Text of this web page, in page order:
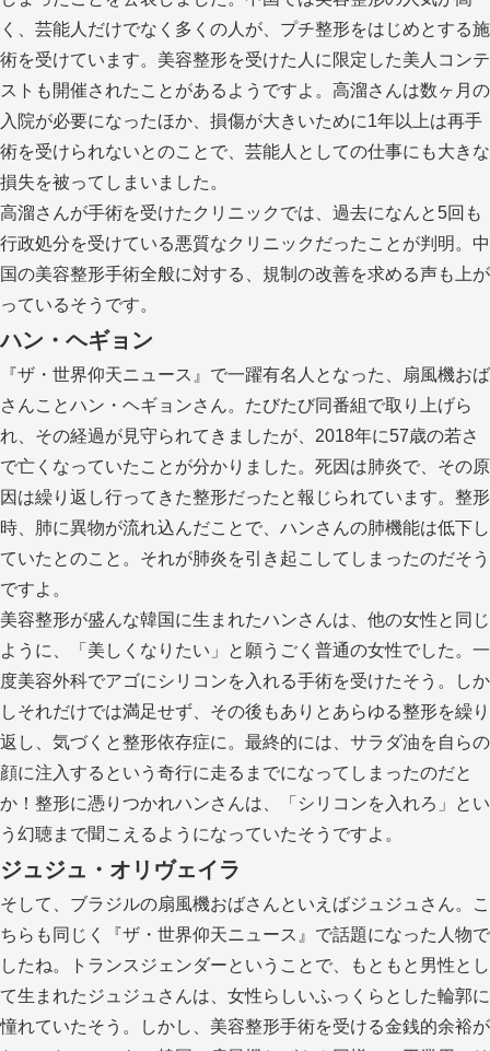
く、芸能人だけでなく多くの人が、プチ整形をはじめとする施
術を受けています。美容整形を受けた人に限定した美人コンテ
ストも開催されたことがあるようですよ。高溜さんは数ヶ月の
入院が必要になったほか、損傷が大きいために1年以上は再手
術を受けられないとのことで、芸能人としての仕事にも大きな
損失を被ってしまいました。
高溜さんが手術を受けたクリニックでは、過去になんと5回も
行政処分を受けている悪質なクリニックだったことが判明。中
国の美容整形手術全般に対する、規制の改善を求める声も上が
っているそうです。
ハン・ヘギョン
『ザ・世界仰天ニュース』で一躍有名人となった、扇風機おば
さんことハン・ヘギョンさん。たびたび同番組で取り上げら
れ、その経過が見守られてきましたが、2018年に57歳の若さ
で亡くなっていたことが分かりました。死因は肺炎で、その原
因は繰り返し行ってきた整形だったと報じられています。整形
時、肺に異物が流れ込んだことで、ハンさんの肺機能は低下し
ていたとのこと。それが肺炎を引き起こしてしまったのだそう
ですよ。
美容整形が盛んな韓国に生まれたハンさんは、他の女性と同じ
ように、「美しくなりたい」と願うごく普通の女性でした。一
度美容外科でアゴにシリコンを入れる手術を受けたそう。しか
しそれだけでは満足せず、その後もありとあらゆる整形を繰り
返し、気づくと整形依存症に。最終的には、サラダ油を自らの
顔に注入するという奇行に走るまでになってしまったのだと
か！整形に憑りつかれハンさんは、「シリコンを入れろ」とい
う幻聴まで聞こえるようになっていたそうですよ。
ジュジュ・オリヴェイラ
そして、ブラジルの扇風機おばさんといえばジュジュさん。こ
ちらも同じく『ザ・世界仰天ニュース』で話題になった人物で
したね。トランスジェンダーということで、もともと男性とし
て生まれたジュジュさんは、女性らしいふっくらとした輪郭に
憧れていたそう。しかし、美容整形手術を受ける金銭的余裕が